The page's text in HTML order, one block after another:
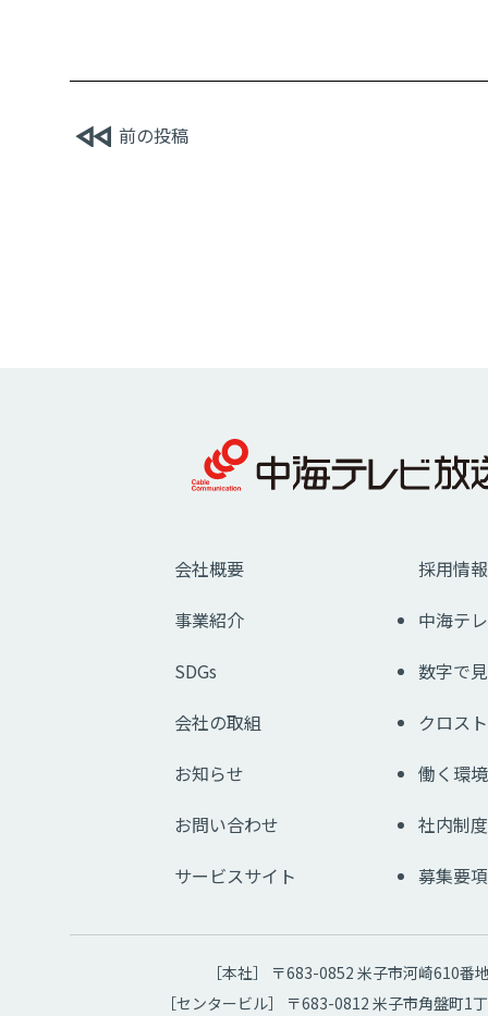
前の投稿
会社概要
事業紹介
SDGs
会社の取組
お知らせ
お問い合わせ
サービスサイト
採用情報
中海テ
数字で
クロス
働く環境
社内制度
募集要項
［本社］ 〒683-0852 米子市河崎610番
［センタービル］ 〒683-0812 米子市角盤町1